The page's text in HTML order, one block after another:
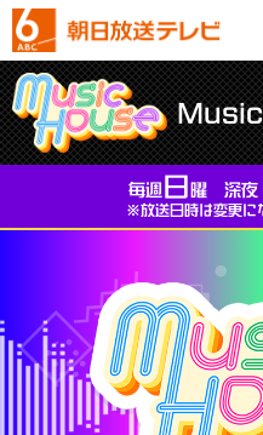
毎週 日 曜 深夜
※放送⽇時は変更に